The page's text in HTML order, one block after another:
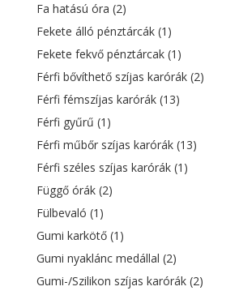
Fa hatású óra (2)
Fekete álló pénztárcák (1)
Fekete fekvő pénztárcak (1)
Férfi bővíthető szíjas karórák (2)
Férfi fémszíjas karórák (13)
Férfi gyűrű (1)
Férfi műbőr szíjas karórák (13)
Férfi széles szíjas karórák (1)
Függő órák (2)
Fülbevaló (1)
Gumi karkötő (1)
Gumi nyaklánc medállal (2)
Gumi-/Szilikon szíjas karórák (2)